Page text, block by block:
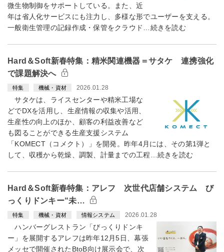
微生物制御をサポートしている。また、近
年は省人化サービスにも注力し、多様な形でユーザーを支える。
一般衛生管理の記録作成・保管をクラウド…続きを読む
Hard＆Soft新春特集：精米関連機器＝サタケ 連携強化
で課題解決へ
特集 機械・資材 2026.01.28
サタケは、ライスセンターや精米工場な
どでDXを活用し、生産情報の収集や活用、
生産性の向上のほか、顧客の利益改善など
も図ることができる生産支援システム
「KOMECT（コメクト）」を開発。昨年4月には、その第1弾と
して、収穫から乾燥、調製、計量までの工程…続きを読む
Hard＆Soft新春特集：アレフ 次世代店舗システム び
っくりドンキー“未…
特集 機械・資材 情報システム 2026.01.28
ハンバーグレストラン「びっくりドンキ
ー」を展開するアレフは昨年12月5日、幕張
メッセで開催されたBtoB向け展示会で、次